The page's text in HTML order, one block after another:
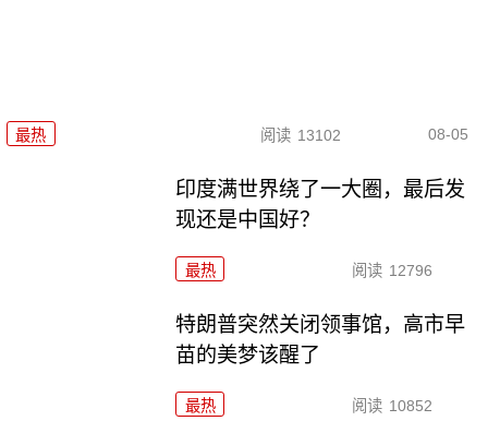
最热 阅读 13102 08-05
印度满世界绕了一大圈，最后发
现还是中国好？
最热 阅读 12796
特朗普突然关闭领事馆，高市早
苗的美梦该醒了
最热 阅读 10852